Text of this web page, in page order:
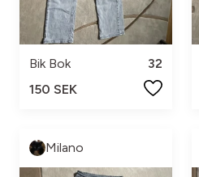
Bik Bok
32
150 SEK
Milano